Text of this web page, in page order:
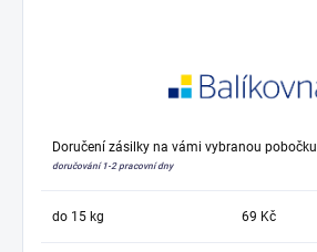
Doručení zásilky na vámi vybranou
doručování 1-2 pracovní dny
do 15 kg 69 Kč